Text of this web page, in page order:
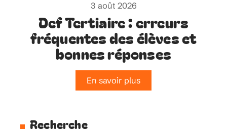
3 août 2026
Def Tertiaire : erreurs
fréquentes des élèves et
bonnes réponses
En savoir plus
Recherche